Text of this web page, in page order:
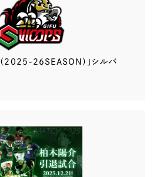
（2025-26SEASON）」 シルバ